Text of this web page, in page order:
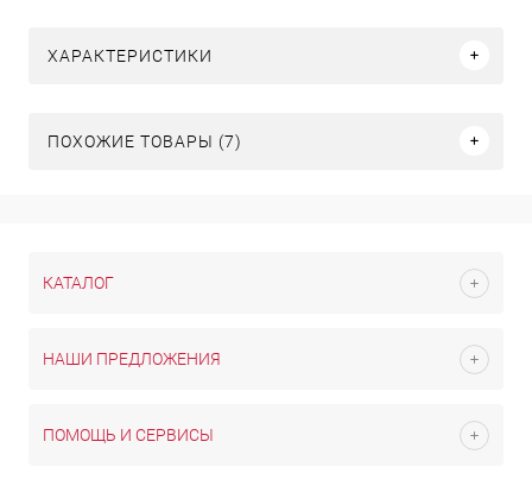
ХАРАКТЕРИСТИКИ
ПОХОЖИЕ ТОВАРЫ (7)
КАТАЛОГ
НАШИ ПРЕДЛОЖЕНИЯ
ПОМОЩЬ И СЕРВИСЫ